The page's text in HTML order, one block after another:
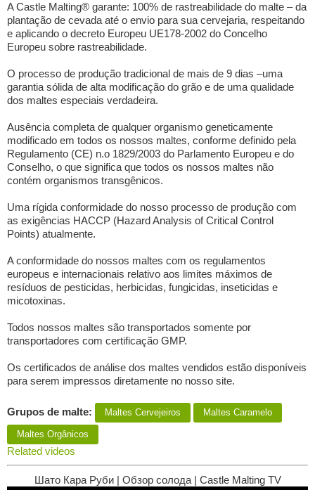
A Castle Malting® garante: 100% de rastreabilidade do malte – da
plantação de cevada até o envio para sua cervejaria, respeitando
e aplicando o decreto Europeu UE178-2002 do Concelho
Europeu sobre rastreabilidade.
O processo de produção tradicional de mais de 9 dias –uma
garantia sólida de alta modificação do grão e de uma qualidade
dos maltes especiais verdadeira.
Ausência completa de qualquer organismo geneticamente
modificado em todos os nossos maltes, conforme definido pela
Regulamento (CE) n.o 1829/2003 do Parlamento Europeu e do
Conselho, o que significa que todos os nossos maltes não
contém organismos transgênicos.
Uma rígida conformidade do nosso processo de produção com
as exigências HACCP (Hazard Analysis of Critical Control
Points) atualmente.
A conformidade do nossos maltes com os regulamentos
europeus e internacionais relativo aos limites máximos de
resíduos de pesticidas, herbicidas, fungicidas, inseticidas e
micotoxinas.
Todos nossos maltes são transportados somente por
transportadores com certificação GMP.
Os certificados de análise dos maltes vendidos estão disponíveis
para serem impressos diretamente no nosso site.
Grupos de malte: Maltes Сervejeiros Maltes Caramelo
Maltes Orgânicos
Related videos
Шато Кара Руби | Обзор солода | Castle Malting TV